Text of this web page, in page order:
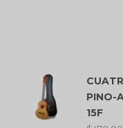
PINO-
15F